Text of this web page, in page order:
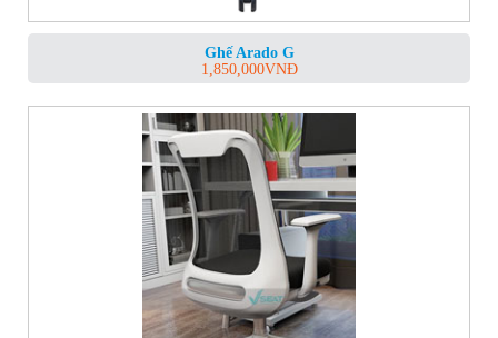
Ghế Arado G
1,850,000VNĐ